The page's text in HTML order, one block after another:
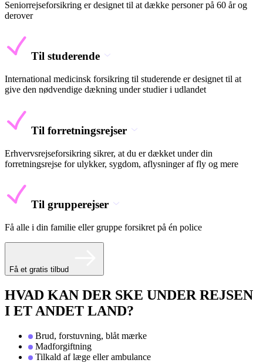
Seniorrejseforsikring er designet til at dække personer på 60 år og
derover
Til studerende
International medicinsk forsikring til studerende er designet til at
give den nødvendige dækning under studier i udlandet
Til forretningsrejser
Erhvervsrejseforsikring sikrer, at du er dækket under din
forretningsrejse for ulykker, sygdom, aflysninger af fly og mere
Til grupperejser
Få alle i din familie eller gruppe forsikret på én police
Få et gratis tilbud
HVAD KAN DER SKE UNDER REJSEN
I ET ANDET LAND?
Brud, forstuvning, blåt mærke
Madforgiftning
Tilkald af læge eller ambulance